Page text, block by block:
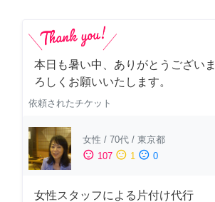
本日も暑い中、ありがとうござい
ろしくお願いいたします。
依頼されたチケット
女性 / 70代 / 東京都
sentiment_satisfied 107 sentiment_neutral 1 sentiment_dissatisfied 0
女性スタッフによる片付け代行